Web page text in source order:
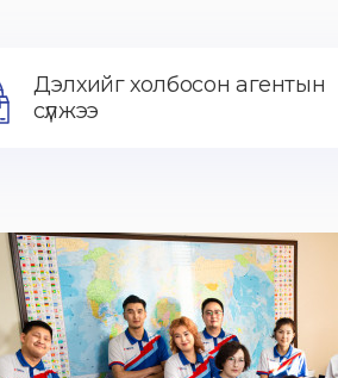
Дэлхийг холбосон агентын
сүлжээ